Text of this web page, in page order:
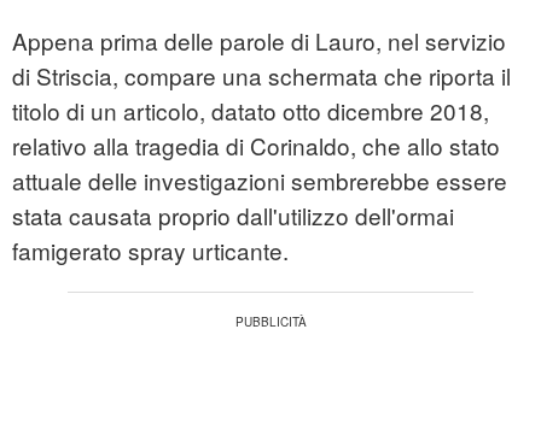
Appena prima delle parole di Lauro, nel servizio
di Striscia, compare una schermata che riporta il
titolo di un articolo, datato otto dicembre 2018,
relativo alla tragedia di Corinaldo, che allo stato
attuale delle investigazioni sembrerebbe essere
stata causata proprio dall'utilizzo dell'ormai
famigerato spray urticante.